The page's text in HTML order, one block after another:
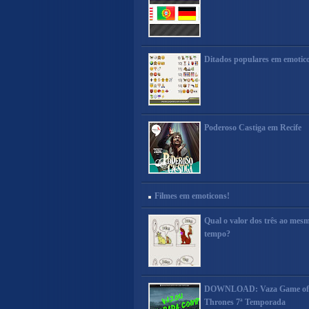
Ditados populares em
Poderoso Castiga em Recife
Filmes em emoticons!
Qual o valor dos três ao
tempo?
DOWNLOAD: Vaza Game of
Thrones 7ª Temporada